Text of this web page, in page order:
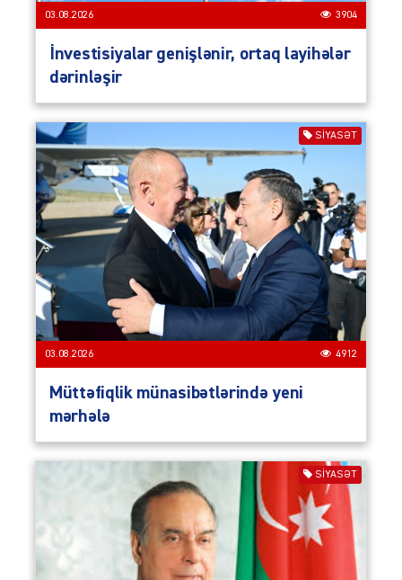
03.08.2026 3904
İnvestisiyalar genişlənir, ortaq layihələr
dərinləşir
SIYASƏT
03.08.2026 4912
Müttəfiqlik münasibətlərində yeni
mərhələ
SIYASƏT